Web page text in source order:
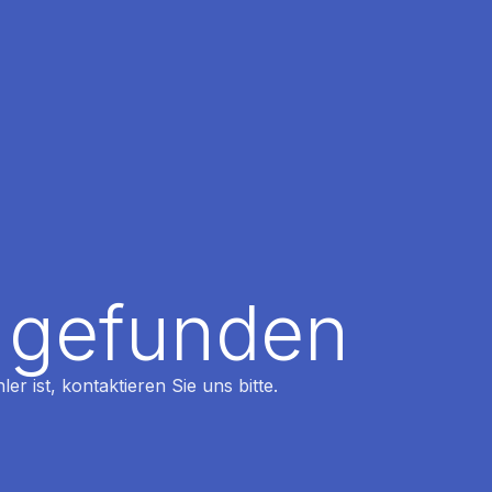
ist, kontaktieren Sie uns bitte.